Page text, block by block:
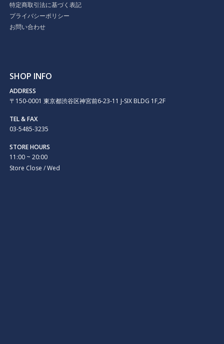
特定商取引法に基づく表記
プライバシーポリシー
お問い合わせ
SHOP INFO
ADDRESS
〒150-0001 東京都渋谷区神宮前6-23-11 J-SIX BLDG 1F,2F
TEL & FAX
03-5485-3235
STORE HOURS
11:00 ~ 20:00
Store Close / Wed